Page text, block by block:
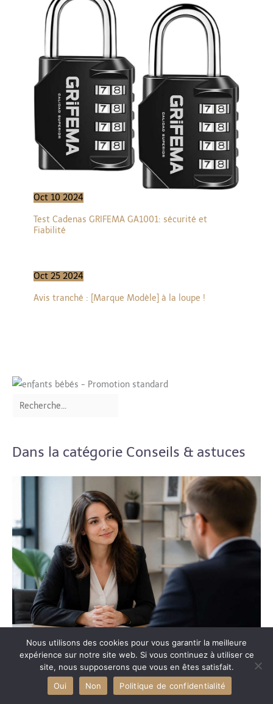
Oct 10 2024
Test Cadenas GRIFEMA GA1001: sécurité et
Fiabilité
Oct 25 2024
Avis tranché : [Marque Modèle] à la loupe !
Dans la catégorie Conseils & astuces
Quand et comment annoncer sa grossesse à son employeur
Nous utilisons des cookies pour vous garantir la meilleure
expérience sur notre site web. Si vous continuez à utiliser ce
site, nous supposerons que vous en êtes satisfait.
Oui
Non Politique de confidentialité